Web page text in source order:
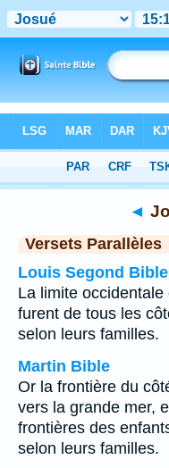
Chapitre 15> Verset 12
◄
Versets Parallèles
Louis Segond Bible
La limite
furent de tous les
selon leurs familles.
Martin Bible
Or la frontière du
vers la grande mer,
frontières des
selon leurs familles.